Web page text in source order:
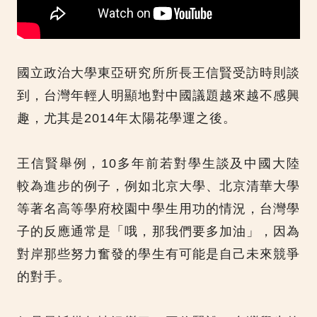
國立政治大學東亞研究所所長王信賢受訪時則談
到，台灣年輕人明顯地對中國議題越來越不感興
趣，尤其是2014年太陽花學運之後。
王信賢舉例，10多年前若對學生談及中國大陸
較為進步的例子，例如北京大學、北京清華大學
等著名高等學府校園中學生用功的情況，台灣學
子的反應通常是「哦，那我們要多加油」，因為
對岸那些努力奮發的學生有可能是自己未來競爭
的對手。